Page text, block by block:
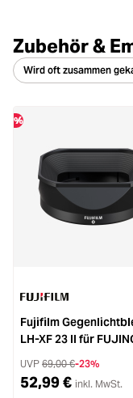
Zubehör &
Wird oft zusammen
%
Fujifilm
LH-XF 23 II für
23mm F1.4 LM WR und
FUJINON XF 33mm
WR
UVP 69,00 €-23%
52,99 € inkl. MwSt.